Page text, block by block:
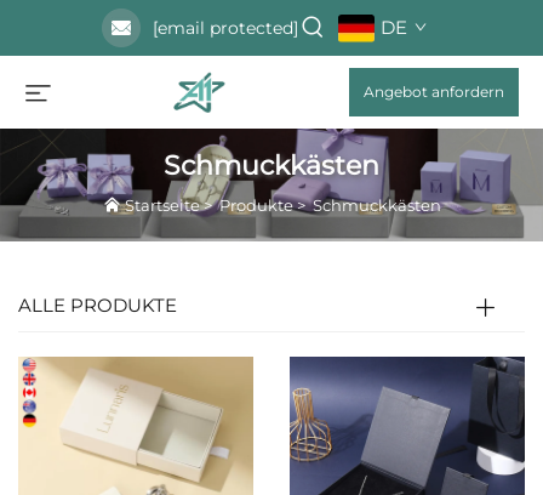
[email protected] DE
Angebot anfordern
Schmuckkästen
Startseite>Produkte>Schmuckkästen
ALLE PRODUKTE